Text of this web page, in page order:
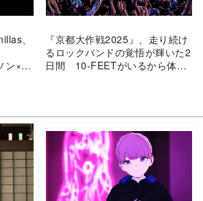
、
ン×ロ
『京都大作戦2025』、走り続け
るロックバンドの覚悟が輝いた2
日間 10-FEETがいるから体感